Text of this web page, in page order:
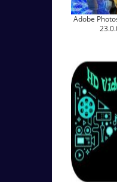
Adobe